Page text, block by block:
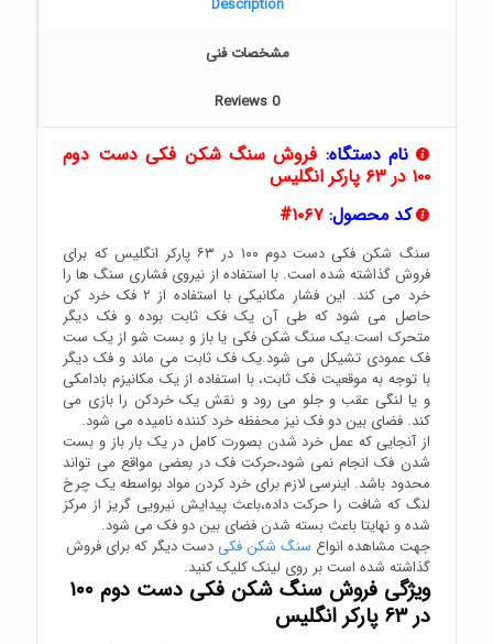
مشخصات فنی
Reviews0
نام دستگاه: فروش سنگ شکن فکی دست دوم
۱۰۰ در ۶۳ پارکر انگلیس
کد محصول: ۱۰۶۷#
سنگ شکن فکی دست دوم ۱۰۰ در ۶۳ پارکر انگلیس که برای
فروش گذاشته شده است. با استفاده از نیروی فشاری سنگ ها را
خرد می کند. این فشار مکانیکی با استفاده از ۲ فک خرد کن
حاصل می شود که طی آن یک فک ثابت بوده و فک دیگر
متحرک است.یک سنگ شکن فکی یا باز و بست شو از یک ست
فک عمودی تشیکل می شود.یک فک ثابت می ماند و فک دیگر
با توجه به موقعیت فک ثابت، با استفاده از یک مکانیزم بادامکی
و یا لنگی عقب و جلو می رود و نقش یک خردکن را بازی می
کند. فضای بین دو فک نیز محفظه خرد کننده نامیده می شود.
از آنجایی که عمل خرد شدن بصورت کامل در یک بار باز و بست
شدن فک انجام نمی شود،حرکت فک در بعضی مواقع می تواند
محدود باشد. اینرسی لازم برای خرد کردن مواد بواسطه یک چرخ
لنگ که شافت را حرکت داده،باعث پیدایش نیرویی گریز از مرکز
شده و نهایتا باعث بسته شدن فضای بین دو فک می شود.
جهت مشاهده انواع سنگ شکن فکیدست دیگر که برای فروش
گذاشته شده است بر روی لینک کلیک کنید.
ویژگی فروش سنگ شکن فکی دست دوم ۱۰۰
در ۶۳ پارکر انگلیس